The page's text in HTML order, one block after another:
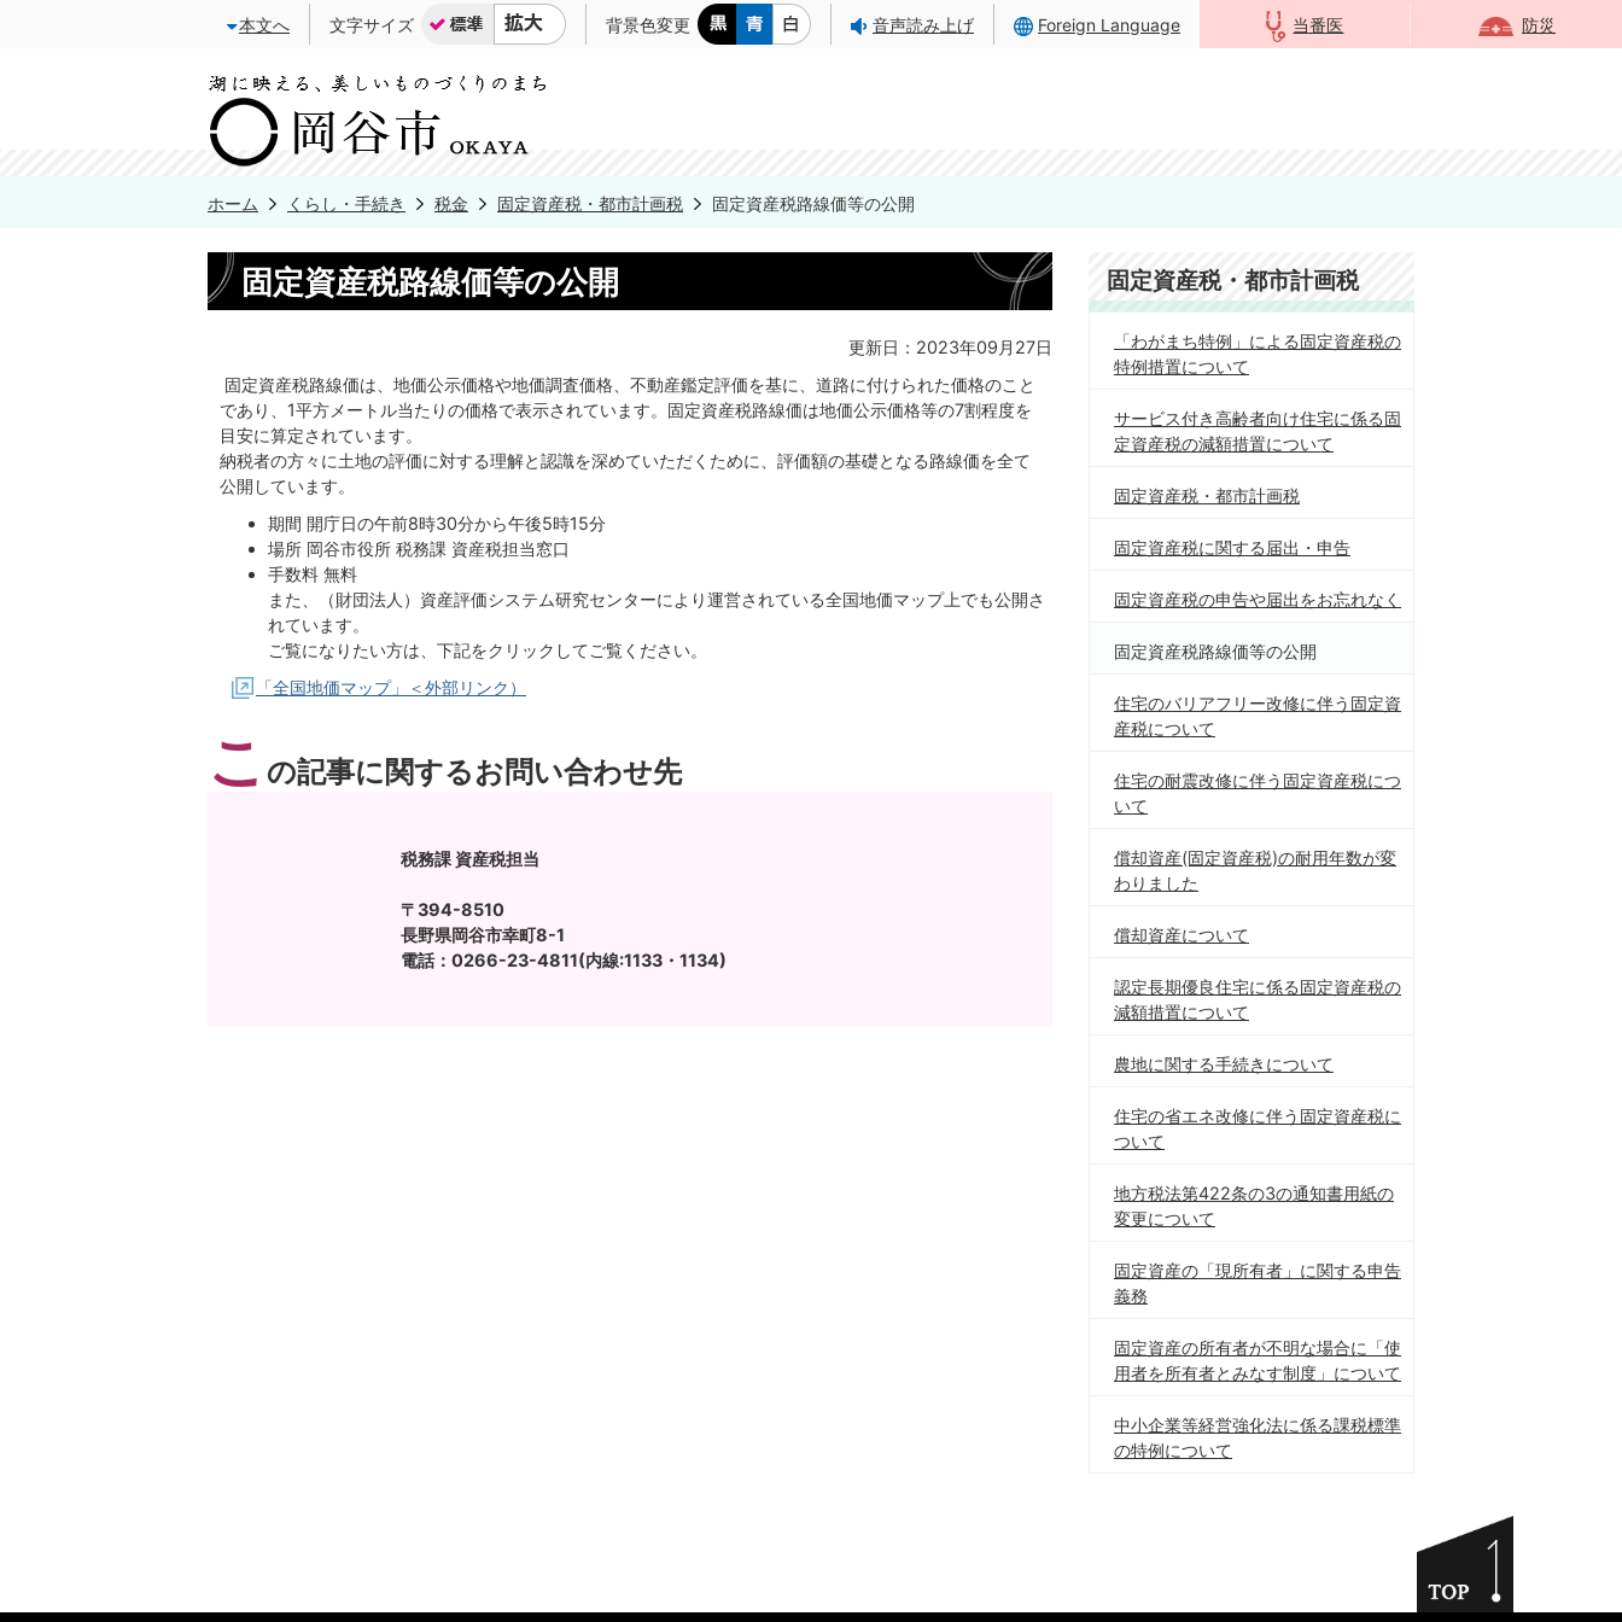
本文へ 文字サイズ 背景色変更 音声読み上げ Foreign Language 当番医 防災
ホーム くらし・手続き 税金 固定資産税・都市計画税 固定資産税路線価等の公開
固定資産税路線価等の公開
更新日：2023年09月27日
固定資産税路線価は、地価公示価格や地価調査価格、不動産鑑定評価を基に、道路に付けられた価格のこと
であり、1平方メートル当たりの価格で表示されています。固定資産税路線価は地価公示価格等の7割程度を
目安に算定されています。
納税者の方々に土地の評価に対する理解と認識を深めていただくために、評価額の基礎となる路線価を全て
公開しています。
期間 開庁日の午前8時30分から午後5時15分
場所 岡谷市役所 税務課 資産税担当窓口
手数料 無料
また、（財団法人）資産評価システム研究センターにより運営されている全国地価マップ上でも公開さ
れています。
ご覧になりたい方は、下記をクリックしてご覧ください。
「全国地価マップ」＜外部リンク）
こ の記事に関するお問い合わせ先
税務課 資産税担当
〒394-8510
長野県岡谷市幸町8-1
電話：0266-23-4811(内線:1133・1134)
固定資産税・都市計画税
「わがまち特例」による固定資産税の
特例措置について
サービス付き高齢者向け住宅に係る固
定資産税の減額措置について
固定資産税・都市計画税
固定資産税に関する届出・申告
固定資産税の申告や届出をお忘れなく
固定資産税路線価等の公開
住宅のバリアフリー改修に伴う固定資
産税について
住宅の耐震改修に伴う固定資産税につ
いて
償却資産(固定資産税)の耐用年数が変
わりました
償却資産について
認定長期優良住宅に係る固定資産税の
減額措置について
農地に関する手続きについて
住宅の省エネ改修に伴う固定資産税に
ついて
地方税法第422条の3の通知書用紙の
変更について
固定資産の「現所有者」に関する申告
義務
固定資産の所有者が不明な場合に「使
用者を所有者とみなす制度」について
中小企業等経営強化法に係る課税標準
の特例について